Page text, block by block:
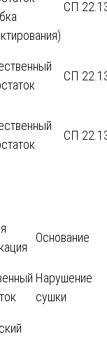
СП
СП
СП
Основание
Нарушение
сушки